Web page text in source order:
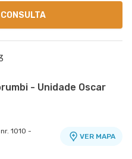
- Unidade Oscar
1010 -
VER MAPA